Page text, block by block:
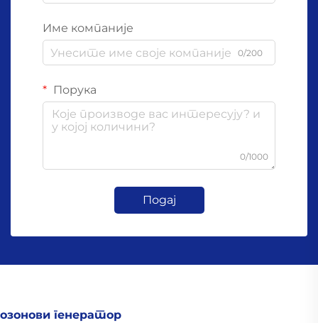
Име компаније
0/200
Порука
0/1000
Подај
озонови генератор